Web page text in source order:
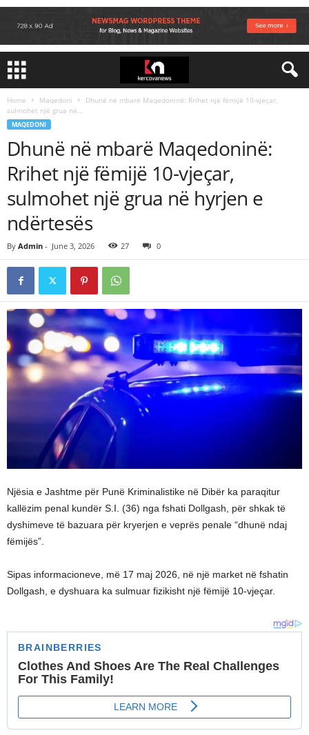
Home Maqedoni
Dhunë në mbarë Maqedoninë: Rrihet një fëmijë 10-vjeçar,
sulmohet një grua në...
MAQEDONI
Dhunë në mbarë Maqedoninë:
Rrihet një fëmijë 10-vjeçar,
sulmohet një grua në hyrjen e
ndërtesës
By Admin - June 3, 2026 27 0
Njësia e Jashtme për Punë Kriminalistike në Dibër ka paraqitur
kallëzim penal kundër S.I. (36) nga fshati Dollgash, për shkak të
dyshimeve të bazuara për kryerjen e veprës penale “dhunë ndaj
fëmijës”.
Sipas informacioneve, më 17 maj 2026, në një market në fshatin
Dollgash, e dyshuara ka sulmuar fizikisht një fëmijë 10-vjeçar.